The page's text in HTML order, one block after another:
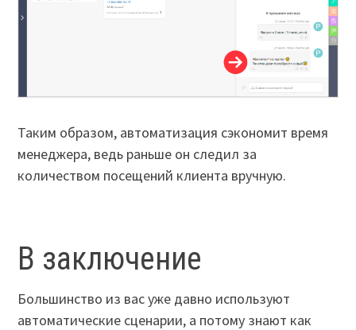
Таким образом, автоматизация сэкономит время
менеджера, ведь раньше он следил за
количеством посещений клиента вручную.
В заключение
Большинство из вас уже давно используют
автоматические сценарии, а потому знают как